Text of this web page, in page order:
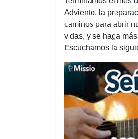
Adviento, la
caminos para abrir
vidas, y se haga
Escuchamos la